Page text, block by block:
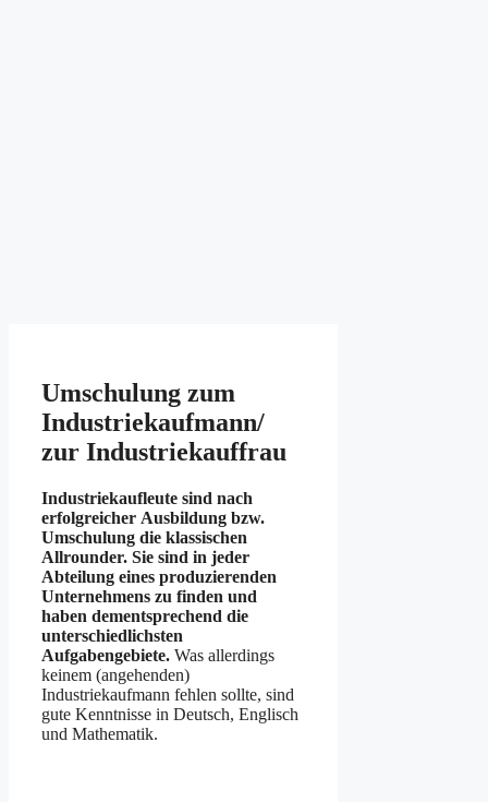
Umschulung zum
Industriekaufmann/
zur Industriekauffrau
Industriekaufleute sind nach
erfolgreicher Ausbildung bzw.
Umschulung die klassischen
Allrounder. Sie sind in jeder
Abteilung eines produzierenden
Unternehmens zu finden und
haben dementsprechend die
unterschiedlichsten
Aufgabengebiete. Was allerdings
keinem (angehenden)
Industriekaufmann fehlen sollte, sind
gute Kenntnisse in Deutsch, Englisch
und Mathematik.